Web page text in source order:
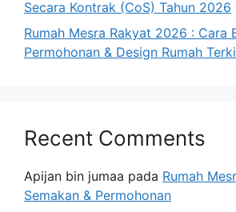
Secara Kontrak (CoS) Tahun 2026
Rumah Mesra Rakyat 2026 : Cara
Permohonan & Design Rumah
Recent Comments
Apijan bin jumaa pada Rumah
Semakan & Permohonan